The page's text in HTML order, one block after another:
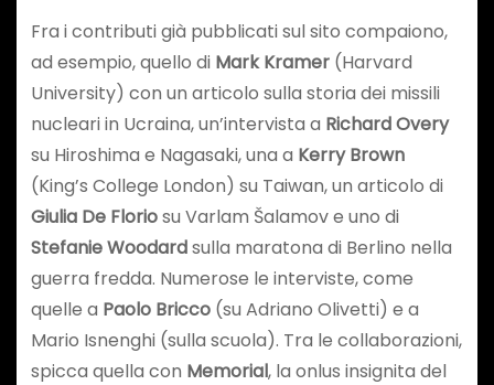
Fra i contributi già pubblicati sul sito compaiono,
ad esempio, quello di Mark Kramer(Harvard
University) con un articolo sulla storia dei missili
nucleari in Ucraina, un’intervista a Richard Overy
su Hiroshima e Nagasaki, una a Kerry Brown
(King’s College London) su Taiwan, un articolo di
Giulia De Floriosu Varlam Šalamov e uno di
Stefanie Woodardsulla maratona di Berlino nella
guerra fredda. Numerose le interviste, come
quelle a Paolo Bricco (su Adriano Olivetti) e a
Mario Isnenghi (sulla scuola). Tra le collaborazioni,
spicca quella con Memorial, la onlus insignita del